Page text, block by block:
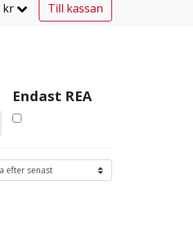
kr Till kassan
Endast REA